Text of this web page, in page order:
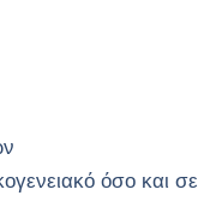
όσο και σε